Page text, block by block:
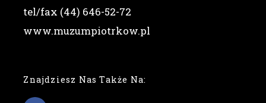
tel/fax (44) 646-52-72
www.muzumpiotrkow.pl
Znajdziesz Nas Także Na: